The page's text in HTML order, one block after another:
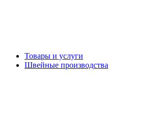
Товары и услуги
Швейные производства